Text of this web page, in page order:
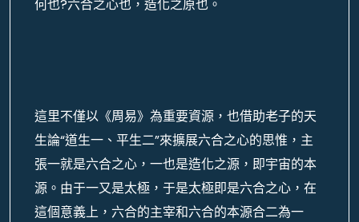
何也?六合之心也，造化之原也。
這里不僅以《周易》為重要資源，也借助老子的天
生論“道生一、平生二”來擴展六合之心的思惟，主
張一就是六合之心，一也是造化之源，即宇宙的本
源。由于一又是太極，于是太極即是六合之心，在
這個意義上，六合的主宰和六合的本源合二為一